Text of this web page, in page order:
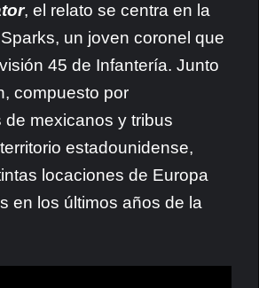
, el relato se centra en la
un joven coronel que
45 de Infantería. Junto
compuesto por
mexicanos y tribus
estadounidense,
locaciones de Europa
en los últimos años de la